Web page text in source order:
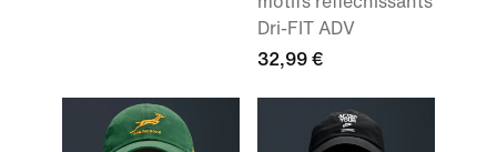
Dri-FIT ADV
32,99 €